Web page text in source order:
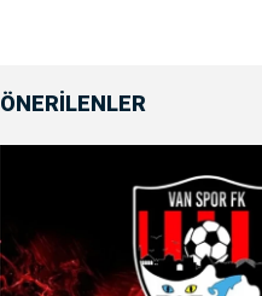
ÖNERİLENLER